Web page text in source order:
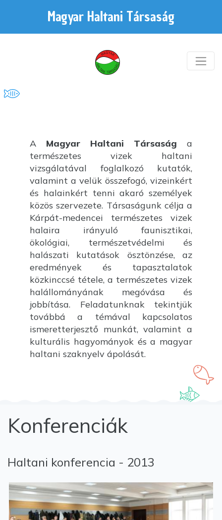
Magyar Haltani Társaság
A Magyar Haltani Társaság a
természetes vizek haltani
vizsgálatával foglalkozó kutatók,
valamint a velük összefogó, vizeinkért
és halainkért tenni akaró személyek
közös szervezete. Társaságunk célja a
Kárpát-medencei természetes vizek
halaira irányuló faunisztikai,
ökológiai, természetvédelmi és
halászati kutatások ösztönzése, az
eredmények és tapasztalatok
közkinccsé tétele, a természetes vizek
halállományának megóvása és
jobbítása. Feladatunknak tekintjük
továbbá a témával kapcsolatos
ismeretterjesztő munkát, valamint a
kulturális hagyományok és a magyar
haltani szaknyelv ápolását.
Konferenciák
Haltani konferencia - 2013